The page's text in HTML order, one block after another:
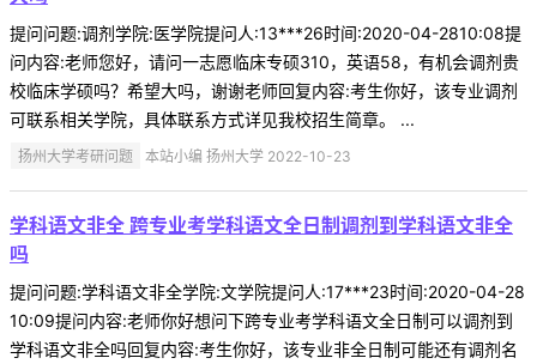
提问问题:调剂学院:医学院提问人:13***26时间:2020-04-2810:08提
问内容:老师您好，请问一志愿临床专硕310，英语58，有机会调剂贵
校临床学硕吗？希望大吗，谢谢老师回复内容:考生你好，该专业调剂
可联系相关学院，具体联系方式详见我校招生简章。 ...
扬州大学考研问题 本站小编 扬州大学 2022-10-23
学科语文非全 跨专业考学科语文全日制调剂到学科语文非全
吗
提问问题:学科语文非全学院:文学院提问人:17***23时间:2020-04-28
10:09提问内容:老师你好想问下跨专业考学科语文全日制可以调剂到
学科语文非全吗回复内容:考生你好，该专业非全日制可能还有调剂名